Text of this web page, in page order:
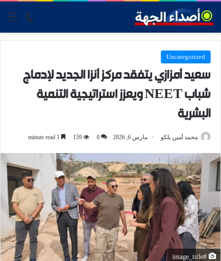
skin
Uncategorized
سعيد أمزازي يتفقد مركز أنزا الجديد لإدماج
شباب NEET ويعزز استراتيجية التنمية
البشرية
محمد أمين بلكو مارس 6, 2026 0
159
#image_title